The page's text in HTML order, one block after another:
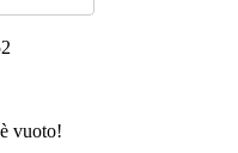
vuoto!